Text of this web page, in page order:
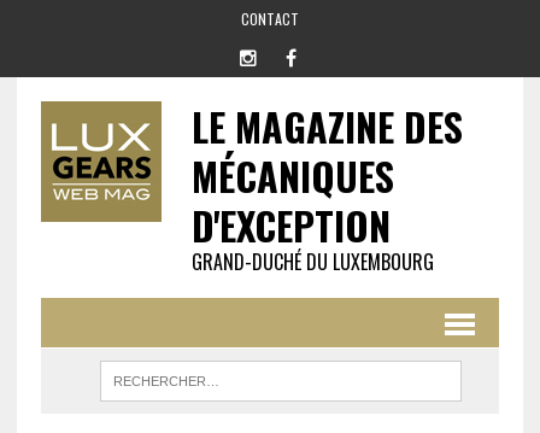
CONTACT
LE MAGAZINE DES
MÉCANIQUES
D'EXCEPTION
GRAND-DUCHÉ DU LUXEMBOURG